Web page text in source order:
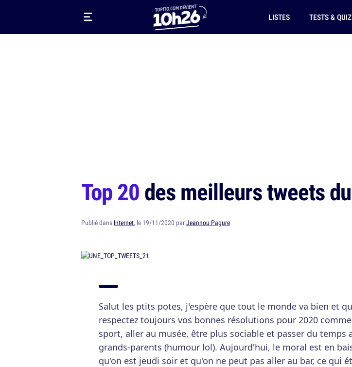
LISTES TESTS & QUIZ
Top 20des meilleurs tweets
Publié dans Internet, le 19/11/2020 parJeannou Pagure
Salut les ptits potes, j'espère que tout le monde va bien et
respectez toujours vos bonnes résolutions pour 2020
sport, aller au musée, être plus sociable et passer du temps
grands-parents (humour lol). Aujourd'hui, le moral est en
qu'on est jeudi soir et qu'on ne peut pas aller au bar, ce qui